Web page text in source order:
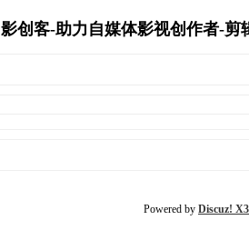
影创客-助力自媒体影视创作者-
Powered by Discuz!